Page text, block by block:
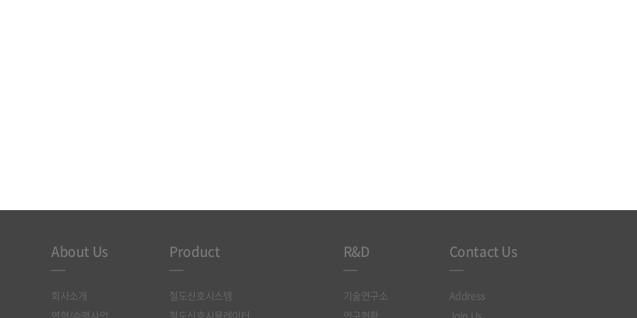
About Us
회사소개
연혁/수행사업
Product
철도신호시스템
철도신호시뮬레이터
R&D
기술연구소
연구현황
Contact Us
Address
Join Us